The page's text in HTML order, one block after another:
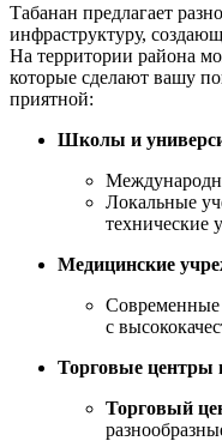
Табанан предлагает
инфраструктуру,
На территории района
которые сделают вашу
приятной:
Школы и
Локальные
технические
Медицинские
Современные
с
Торговые центры
Торговый